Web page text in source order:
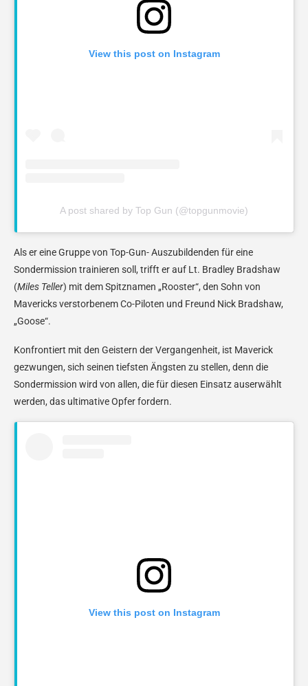
View this post on Instagram
A post shared by Top Gun (@topgunmovie)
Als er eine Gruppe von Top-Gun- Auszubildenden für eine
Sondermission trainieren soll, trifft er auf Lt. Bradley Bradshaw
(Miles Teller) mit dem Spitznamen „Rooster“, den Sohn von
Mavericks verstorbenem Co-Piloten und Freund Nick Bradshaw,
„Goose“.
Konfrontiert mit den Geistern der Vergangenheit, ist Maverick
gezwungen, sich seinen tiefsten Ängsten zu stellen, denn die
Sondermission wird von allen, die für diesen Einsatz auserwählt
werden, das ultimative Opfer fordern.
View this post on Instagram